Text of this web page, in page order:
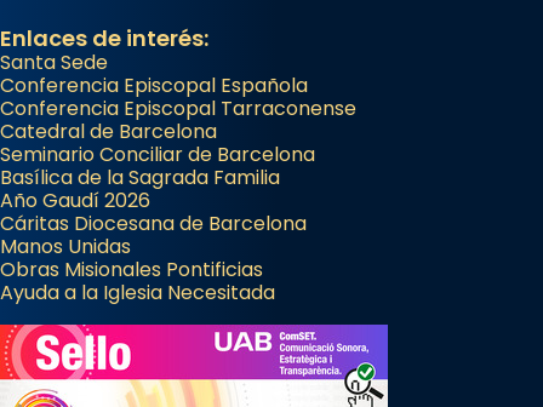
Enlaces de interés:
Santa Sede
Conferencia Episcopal Española
Conferencia Episcopal Tarraconense
Catedral de Barcelona
Seminario Conciliar de Barcelona
Basílica de la Sagrada Familia
Año Gaudí 2026
Cáritas Diocesana de Barcelona
Manos Unidas
Obras Misionales Pontificias
Ayuda a la Iglesia Necesitada